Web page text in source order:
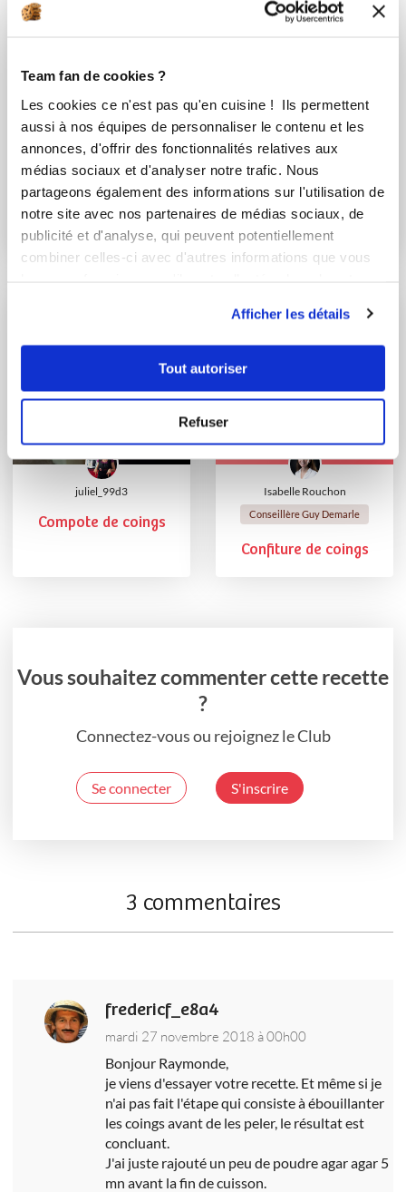
Team fan de cookies ?
Les cookies ce n'est pas qu'en cuisine ! Ils permettent
aussi à nos équipes de personnaliser le contenu et les
annonces, d'offrir des fonctionnalités relatives aux
médias sociaux et d'analyser notre trafic. Nous
partageons également des informations sur l'utilisation de
notre site avec nos partenaires de médias sociaux, de
publicité et d'analyse, qui peuvent potentiellement
combiner celles-ci avec d'autres informations que vous
Afficher les détails
Tout autoriser
Refuser
annickth
Pâte de coings
Express
ninalorraine
Pâte de fruits aux
Coings
juliel_99d3
Compote de coings
Isabelle Rouchon
Conseillère Guy Demarle
Confiture de coings
Vous souhaitez commenter cette recette
?
Connectez-vous ou rejoignez le Club
Se connecter S'inscrire
3 commentaires
fredericf_e8a4
mardi 27 novembre 2018 à 00h00
Bonjour Raymonde,
je viens d'essayer votre recette. Et même si je
n'ai pas fait l'étape qui consiste à ébouillanter
les coings avant de les peler, le résultat est
concluant.
J'ai juste rajouté un peu de poudre agar agar 5
mn avant la fin de cuisson.